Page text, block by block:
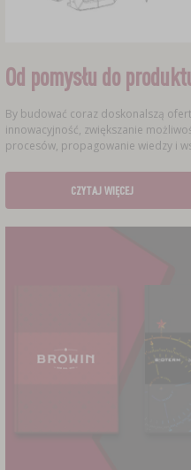
Od pomysłu do
By budować coraz doskonalszą
innowacyjność, zwiększanie
procesów, propagowanie wiedzy i
CZYTAJ WIĘCEJ